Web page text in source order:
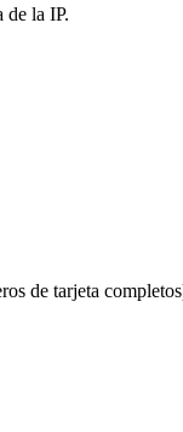
de la IP.
de tarjeta